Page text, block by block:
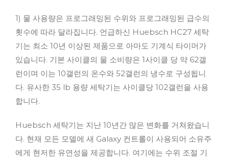
1) 물 사용량은 프로그래밍된 수위와 프로그래밍된 급수의
횟수에 따라 달라집니다. 언급하신 Huebsch HC27 세탁
기는 최소 10년 이상된 제품으로 아마도 기계식 타이머가
있습니다. 기본 사이클의 물 소비량은 1사이클 당 약 62갤
런이며 이는 10갤런의 온수와 52갤런의 냉수로 구성됩니
다. 유사한 35 lb 용량 세탁기는 사이클당 102갤런을 사용
합니다.
Huebsch 세탁기는 지난 10년간 많은 변화를 거쳐왔습니
다. 현재 모든 모델에 새 Galaxy 컨트롤이 사용되어 소유주
에게 현저한 유연성을 제공합니다. 여기에는 수위 조절 기